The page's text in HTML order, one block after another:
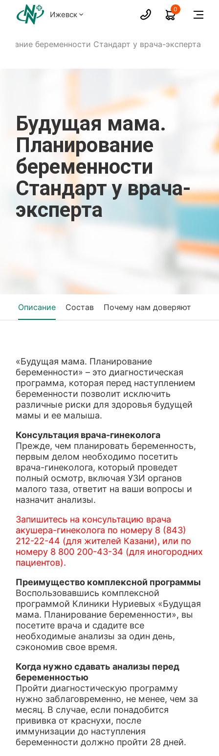
Ижевск
0
беременности Стандарт у врача-эксперта
Будущая мама.
Планирование
беременности
Стандарт у врача-
эксперта
Описание Состав Почему нам доверяют
«Будущая мама. Планирование
беременности» – это диагностическая
программа, которая перед наступлением
беременности позволит исключить
различные риски для здоровья будущей
мамы и ее малыша.
Консультация врача-гинеколога
Прежде, чем планировать беременность,
первым делом необходимо посетить
врача-гинеколога, который проведет
полный осмотр, включая УЗИ органов
малого таза, ответит на ваши вопросы и
назначит анализы.
Запишитесь на консультацию врача
акушера-гинеколога по номеру 8 (843)
212-22-44 (для жителей Казани), или по
номеру 8 800 200-43-34 (для иногородних
пациентов).
Преимущество комплексной программы
Воспользовавшись комплексной
программой Клиники Нуриевых «Будущая
мама. Планирование беременности», вы
посетите врача и сдадите все
необходимые анализы за один день,
сэкономив свое время.
Когда нужно сдавать анализы перед
беременностью
Пройти диагностическую программу
нужно заблаговременно, не менее, чем за
месяц. В случае, если понадобится
прививка от краснухи, после
иммунизации до наступления
беременности должно пройти 28 дней.